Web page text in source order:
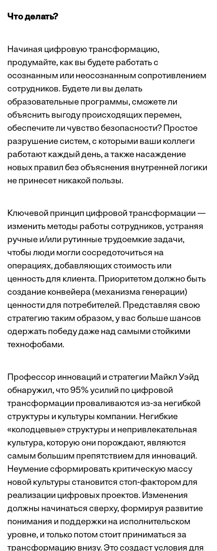
Что делать?
Начиная цифровую трансформацию,
продумайте, как вы будете работать с
осознанным или неосознанным сопротивлением
сотрудников. Будете ли вы делать
образовательные программы, сможете ли
объяснить выгоду происходящих перемен,
обеспечите ли чувство безопасности? Простое
разрушение систем, с которыми ваши коллеги
работают каждый день, а также насаждение
новых правил без объяснения внутренней логики
не принесет никакой пользы.
Ключевой принцип цифровой трансформации —
изменить методы работы сотрудников, устраняя
ручные и/или рутинные трудоемкие задачи,
чтобы люди могли сосредоточиться на
операциях, добавляющих стоимость или
ценность для клиента. Приоритетом должно быть
создание конвейера (механизма генерации)
ценности для потребителей. Представляя свою
стратегию таким образом, у вас больше шансов
одержать победу даже над самыми стойкими
технофобами.
Профессор инноваций и стратегии Майкл Уэйд
обнаружил, что 95% усилий по цифровой
трансформации проваливаются из-за негибкой
структуры и культуры компании. Негибкие
«колодцевые» структуры и непривлекательная
культура, которую они порождают, являются
самым большим препятствием для инноваций.
Неумение сформировать критическую массу
новой культуры становится стоп-фактором для
реализации цифровых проектов. Изменения
должны начинаться сверху, формируя развитие
понимания и поддержки на исполнительском
уровне, и только потом стоит приниматься за
трансформацию внизу. Это создаст условия для